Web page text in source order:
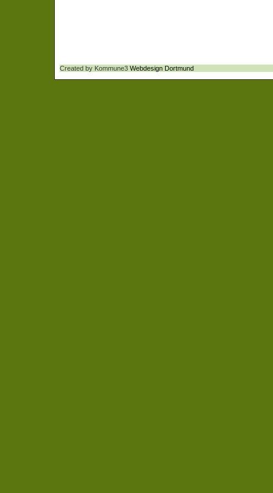
Created by Kommune3 Webdesign Dortmund